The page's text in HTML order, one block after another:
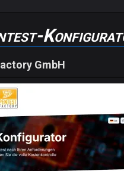
GmbH